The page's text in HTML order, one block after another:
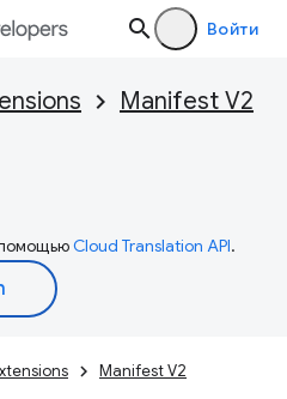
Войти
Manifest V2
Cloud Translation API.
Manifest V2